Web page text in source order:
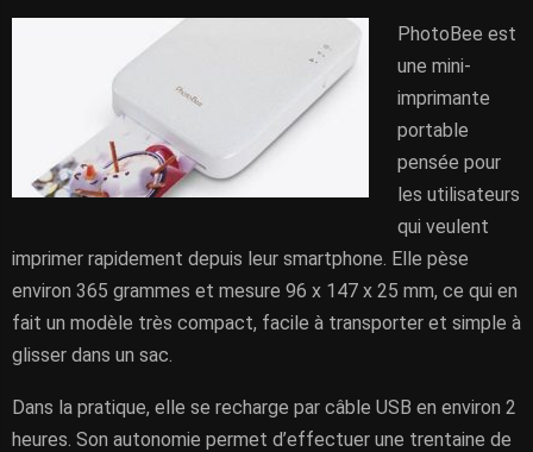
PhotoBee est
une mini-
imprimante
portable
pensée pour
les utilisateurs
qui veulent
imprimer rapidement depuis leur smartphone. Elle pèse
environ 365 grammes et mesure 96 x 147 x 25 mm, ce qui en
fait un modèle très compact, facile à transporter et simple à
glisser dans un sac.
Dans la pratique, elle se recharge par câble USB en environ 2
heures. Son autonomie permet d’effectuer une trentaine de